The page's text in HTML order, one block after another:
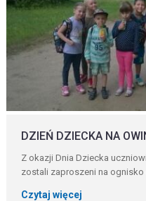
DZIEŃ DZIECKA NA
Z okazji Dnia Dziecka
zostali zaproszeni na ognisko
Czytaj więcej